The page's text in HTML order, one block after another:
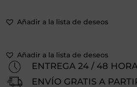
Añadir a la lista de deseos
Añadir a la lista de deseos
ENTREGA 24 / 48
ENVÍO GRATIS A